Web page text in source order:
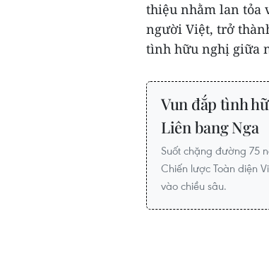
thiệu nhằm lan tỏa
người Việt, trở
tình hữu nghị giữa
Vun đắp tình
Liên bang Nga
Suốt chặng đường 75
Chiến lược Toàn diện
vào chiều sâu.